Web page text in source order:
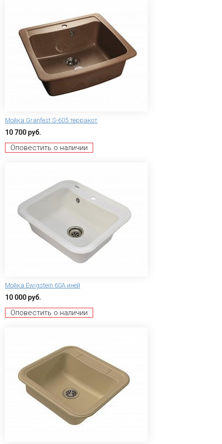
Мойка Granfest S-605 терракот
10 700 руб.
Оповестить о наличии
Мойка Ewigstein 60А иней
10 000 руб.
Оповестить о наличии